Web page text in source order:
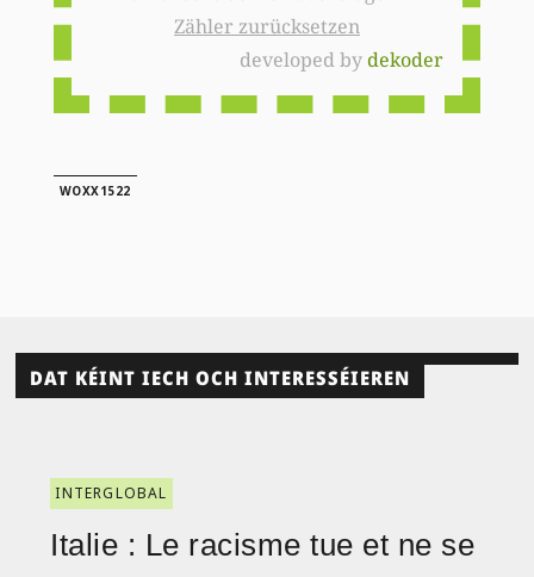
Zähler zurücksetzen
developed bydekoder
WOXX1522
DAT KÉINT IECH OCH INTERESSÉIEREN
INTERGLOBAL
Italie : Le racisme tue et ne se